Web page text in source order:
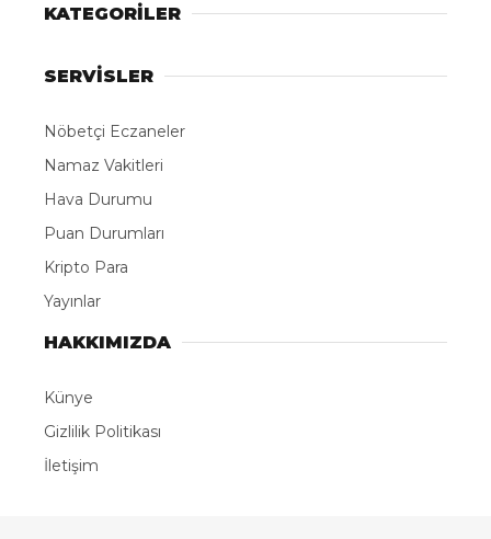
İSTANBUL, – KÜLTÜR Koleji, Kültür2000 Koleji ve
Mütevelli Heyeti Onursal Başkanı İnşaat Yüksek
Mühendisi Fahamettin Akıngüç, 100 yaşında
hayatını kaybetti. Yaşa bağlı nedenlerle vefat